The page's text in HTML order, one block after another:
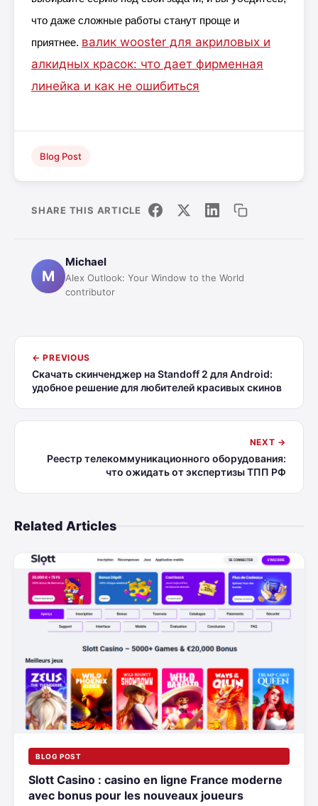
что даже сложные работы станут проще и
приятнее. валик wooster для акриловых и
алкидных красок: что дает фирменная
линейка и как не ошибиться
Blog Post
SHARE THIS ARTICLE
M
Michael
Alex Outlook: Your Window to the World
contributor
← PREVIOUS
Скачать скинченджер на Standoff 2 для Android:
удобное решение для любителей красивых скинов
NEXT →
Реестр телекоммуникационного оборудования:
что ожидать от экспертизы ТПП РФ
Related Articles
BLOG POST
Slott Casino : casino en ligne France moderne
avec bonus pour les nouveaux joueurs